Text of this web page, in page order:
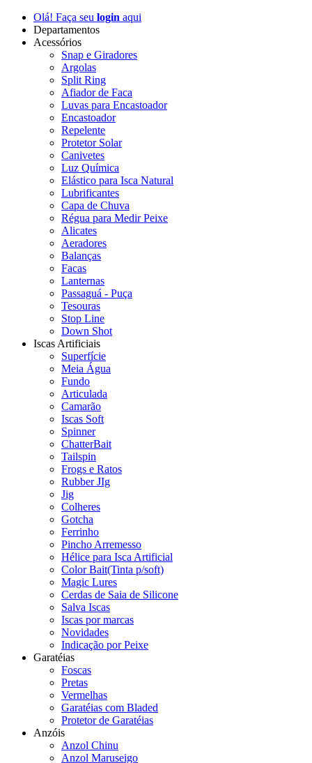
Olá! Faça seu login aqui
Departamentos
Acessórios
Snap e Giradores
Argolas
Split Ring
Afiador de Faca
Luvas para Encastoador
Encastoador
Repelente
Protetor Solar
Canivetes
Luz Química
Elástico para Isca Natural
Lubrificantes
Capa de Chuva
Régua para Medir Peixe
Alicates
Aeradores
Balanças
Facas
Lanternas
Passaguá - Puça
Tesouras
Stop Line
Down Shot
Iscas Artificiais
Superfície
Meia Água
Fundo
Articulada
Camarão
Iscas Soft
Spinner
ChatterBait
Tailspin
Frogs e Ratos
Rubber JIg
Jig
Colheres
Gotcha
Ferrinho
Pincho Arremesso
Hélice para Isca Artificial
Color Bait(Tinta p/soft)
Magic Lures
Cerdas de Saia de Silicone
Salva Iscas
Iscas por marcas
Novidades
Indicação por Peixe
Garatéias
Foscas
Pretas
Vermelhas
Garatéias com Bladed
Protetor de Garatéias
Anzóis
Anzol Chinu
Anzol Maruseigo